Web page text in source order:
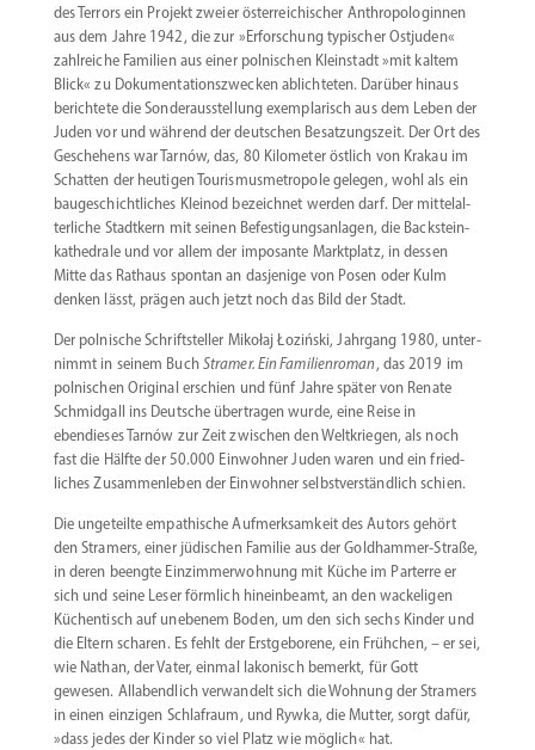
des Terrors ein Projekt zweier öster­rei­chi­scher Anthro­po­lo­ginnen
aus dem Jahre 1942, die zur »Erfor­schung typischer Ostjuden«
zahlreiche Familien aus einer polni­schen Klein­stadt »mit kaltem
Blick« zu Dokumen­ta­ti­ons­zwecken ablich­teten. Darüber hinaus
berichtete die Sonder­aus­stellung exempla­risch aus dem Leben der
Juden vor und während der deutschen Besat­zungszeit. Der Ort des
Geschehens war Tarnów, das, 80 Kilometer östlich von Krakau im
Schatten der heutigen Touris­mus­me­tropole gelegen, wohl als ein
bauge­schicht­liches Kleinod bezeichnet werden darf. Der mittel­al­
ter­liche Stadtkern mit seinen Befes­ti­gungs­an­lagen, die Backstein­
ka­the­drale und vor allem der imposante Markt­platz, in dessen
Mitte das Rathaus spontan an dasjenige von Posen oder Kulm
denken lässt, prägen auch jetzt noch das Bild der Stadt.
Der polnische Schrift­steller Mikołaj Łoziński, Jahrgang 1980, unter­
nimmt in seinem BuchStramer. Ein Famili­en­roman, das 2019 im
polni­schen Original erschien und fünf Jahre später von Renate
Schmidgall ins Deutsche übertragen wurde, eine Reise in
ebendieses Tarnów zur Zeit zwischen den Weltkriegen, als noch
fast die Hälfte der 50.000 Einwohner Juden waren und ein fried­
liches Zusam­men­leben der Einwohner selbst­ver­ständlich schien.
Die ungeteilte empathische Aufmerk­samkeit des Autors gehört
den Stramers, einer jüdischen Familie aus der Goldhammer-Straße,
in deren beengte Einzim­mer­wohnung mit Küche im Parterre er
sich und seine Leser förmlich hinein­beamt, an den wacke­ligen
Küchen­tisch auf unebenem Boden, um den sich sechs Kinder und
die Eltern scharen. Es fehlt der Erstge­borene, ein Frühchen, – er sei,
wie Nathan, der Vater, einmal lakonisch bemerkt, für Gott
gewesen. Allabendlich verwandelt sich die Wohnung der Stramers
in einen einzigen Schlafraum, und Rywka, die Mutter, sorgt dafür,
»dass jedes der Kinder so viel Platz wie möglich« hat.